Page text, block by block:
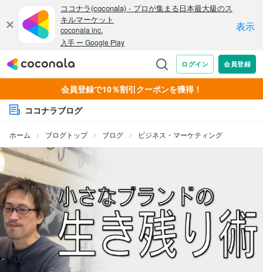
会員登録で10％割引クーポンを獲得！
ココナラブログ
ホーム ブログトップ ブログ ビジネス・マーケティング